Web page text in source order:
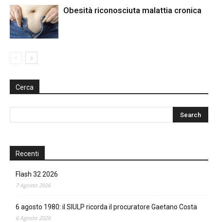
Obesità riconosciuta malattia cronica
Cerca
Recenti
Flash 32 2026
7 Agosto 2026
6 agosto 1980: il SIULP ricorda il procuratore Gaetano Costa
6 Agosto 2026